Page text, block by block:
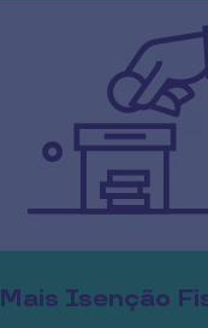
Mais Isenção